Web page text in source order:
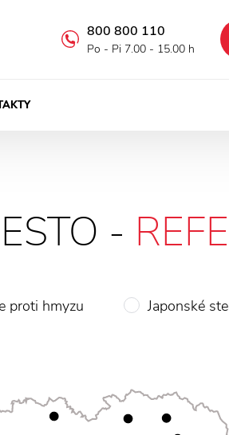
800 800 110
Po - Pi 7.00 - 15.00 h
-
proti hmyzu Japonské